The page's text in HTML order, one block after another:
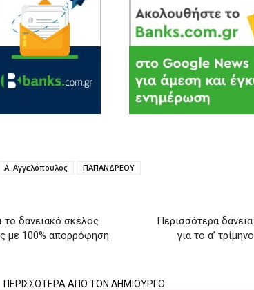
Α. Αγγελόπουλος ΠΑΠΑΝΔΡΕΟΥ
δανειακό σκέλος
με 100% απορρόφηση
Περισσότερα
για το α’
ΠΕΡΙΣΣΟΤΕΡΑ ΑΠΟ ΤΟΝ ΔΗΜΙΟΥΡΓΟ